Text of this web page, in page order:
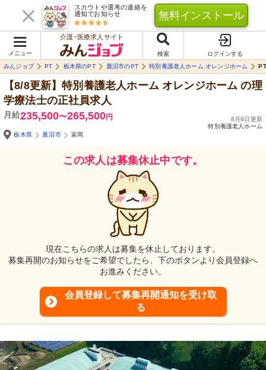
スカウトや選考の連絡を
通知でお知らせ
無料インストール
メニュー
介護･医療求人サイト
検索
ログインする
みんジョブ
PT 栃木県のPT 鹿沼市のPT 特別養護老人ホーム オレンジホーム
【8/8更新】特別養護老人ホーム オレンジホーム の理
学療法士の正社員求人
月給235,500〜265,500円
8月8日更新
特別養護老人ホーム
栃木県
鹿沼市 富岡
この求人は募集休止中です。
現在こちらの求人は募集を休止しております。
募集再開のお知らせをご希望でしたら、下のボタンより会員登録へ
お進みください。
会員登録して募集再開通知を受け取
る